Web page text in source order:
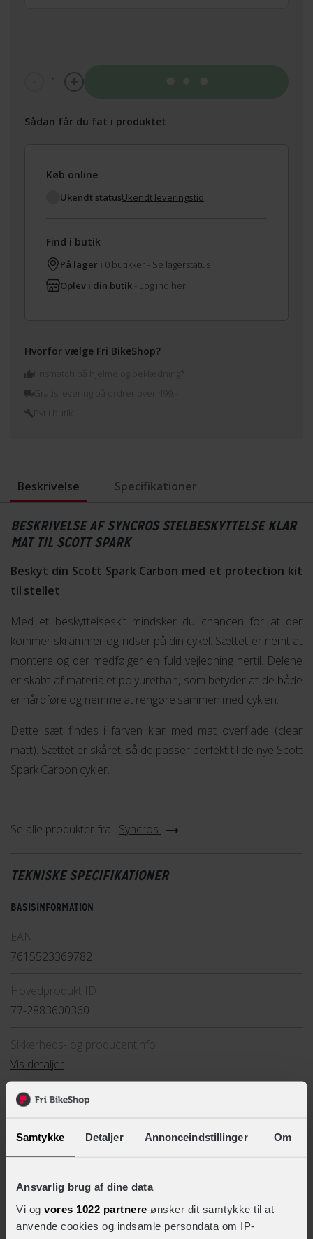
Samtykke Detaljer Annonceindstillinger Om
Ansvarlig brug af dine data
Vi og vores 1022 partnere ønsker dit samtykke til at
anvende cookies og indsamle persondata om IP-
1
Sådan får du fat i produktet
Køb online
Ukendt statusUkendt leveringstid
Find i butik
På lager i 0 butikker - Se lagerstatus
Oplev i din butik - Log ind her
Hvorfor vælge Fri BikeShop?
Prismatch på hjelme og beklædning*
Beskrivelse Specifikationer
BESKRIVELSE AF SYNCROS STELBESKYTTELSE KLAR
MAT TIL SCOTT SPARK
Beskyt din Scott Spark Carbon med et protection kit
til stellet
Med et beskyttelseskit mindsker du chancen for at der
kommer skrammer og ridser på din cykel. Sættet er nemt at
montere og der medfølger en fuld vejledning hertil. Delene
er skabt af materialet polyurethan, som betyder at de både
er hårdføre og nemme at rengøre sammen med cyklen.
Dette sæt findes i farven klar med mat overflade (clear
matt). Sættet er skåret, så de passer perfekt til de nye Scott
Spark Carbon cykler.
Se alle produkter fra : Syncros
TEKNISKE SPECIFIKATIONER
BASISINFORMATION
EAN
7615523369782
Hovedprodukt ID
77-2883600360
Sikkerheds- og producentinfo
Vis detaljer
TEKNISKE SPECIFIKATIONER
Materiale
Polyurethane
LIGNENDE PRODUKTER